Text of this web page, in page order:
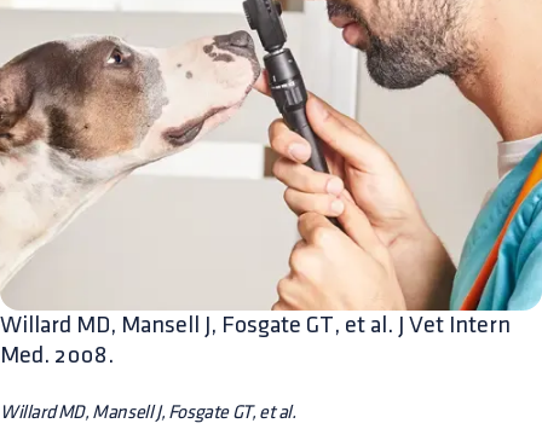
Willard MD, Mansell J, Fosgate GT, et al. J Vet Intern
Med. 2008.
Willard MD, Mansell J, Fosgate GT, et al.